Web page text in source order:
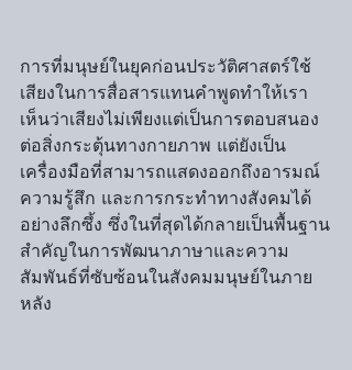
การที่มนุษย์ในยุคก่อนประวัติศาสตร์ใช้
เสียงในการสื่อสารแทนคำพูดทำให้เรา
เห็นว่าเสียงไม่เพียงแต่เป็นการตอบสนอง
ต่อสิ่งกระตุ้นทางกายภาพ แต่ยังเป็น
เครื่องมือที่สามารถแสดงออกถึงอารมณ์
ความรู้สึก และการกระทำทางสังคมได้
อย่างลึกซึ้ง ซึ่งในที่สุดได้กลายเป็นพื้นฐาน
สำคัญในการพัฒนาภาษาและความ
สัมพันธ์ที่ซับซ้อนในสังคมมนุษย์ในภาย
หลัง